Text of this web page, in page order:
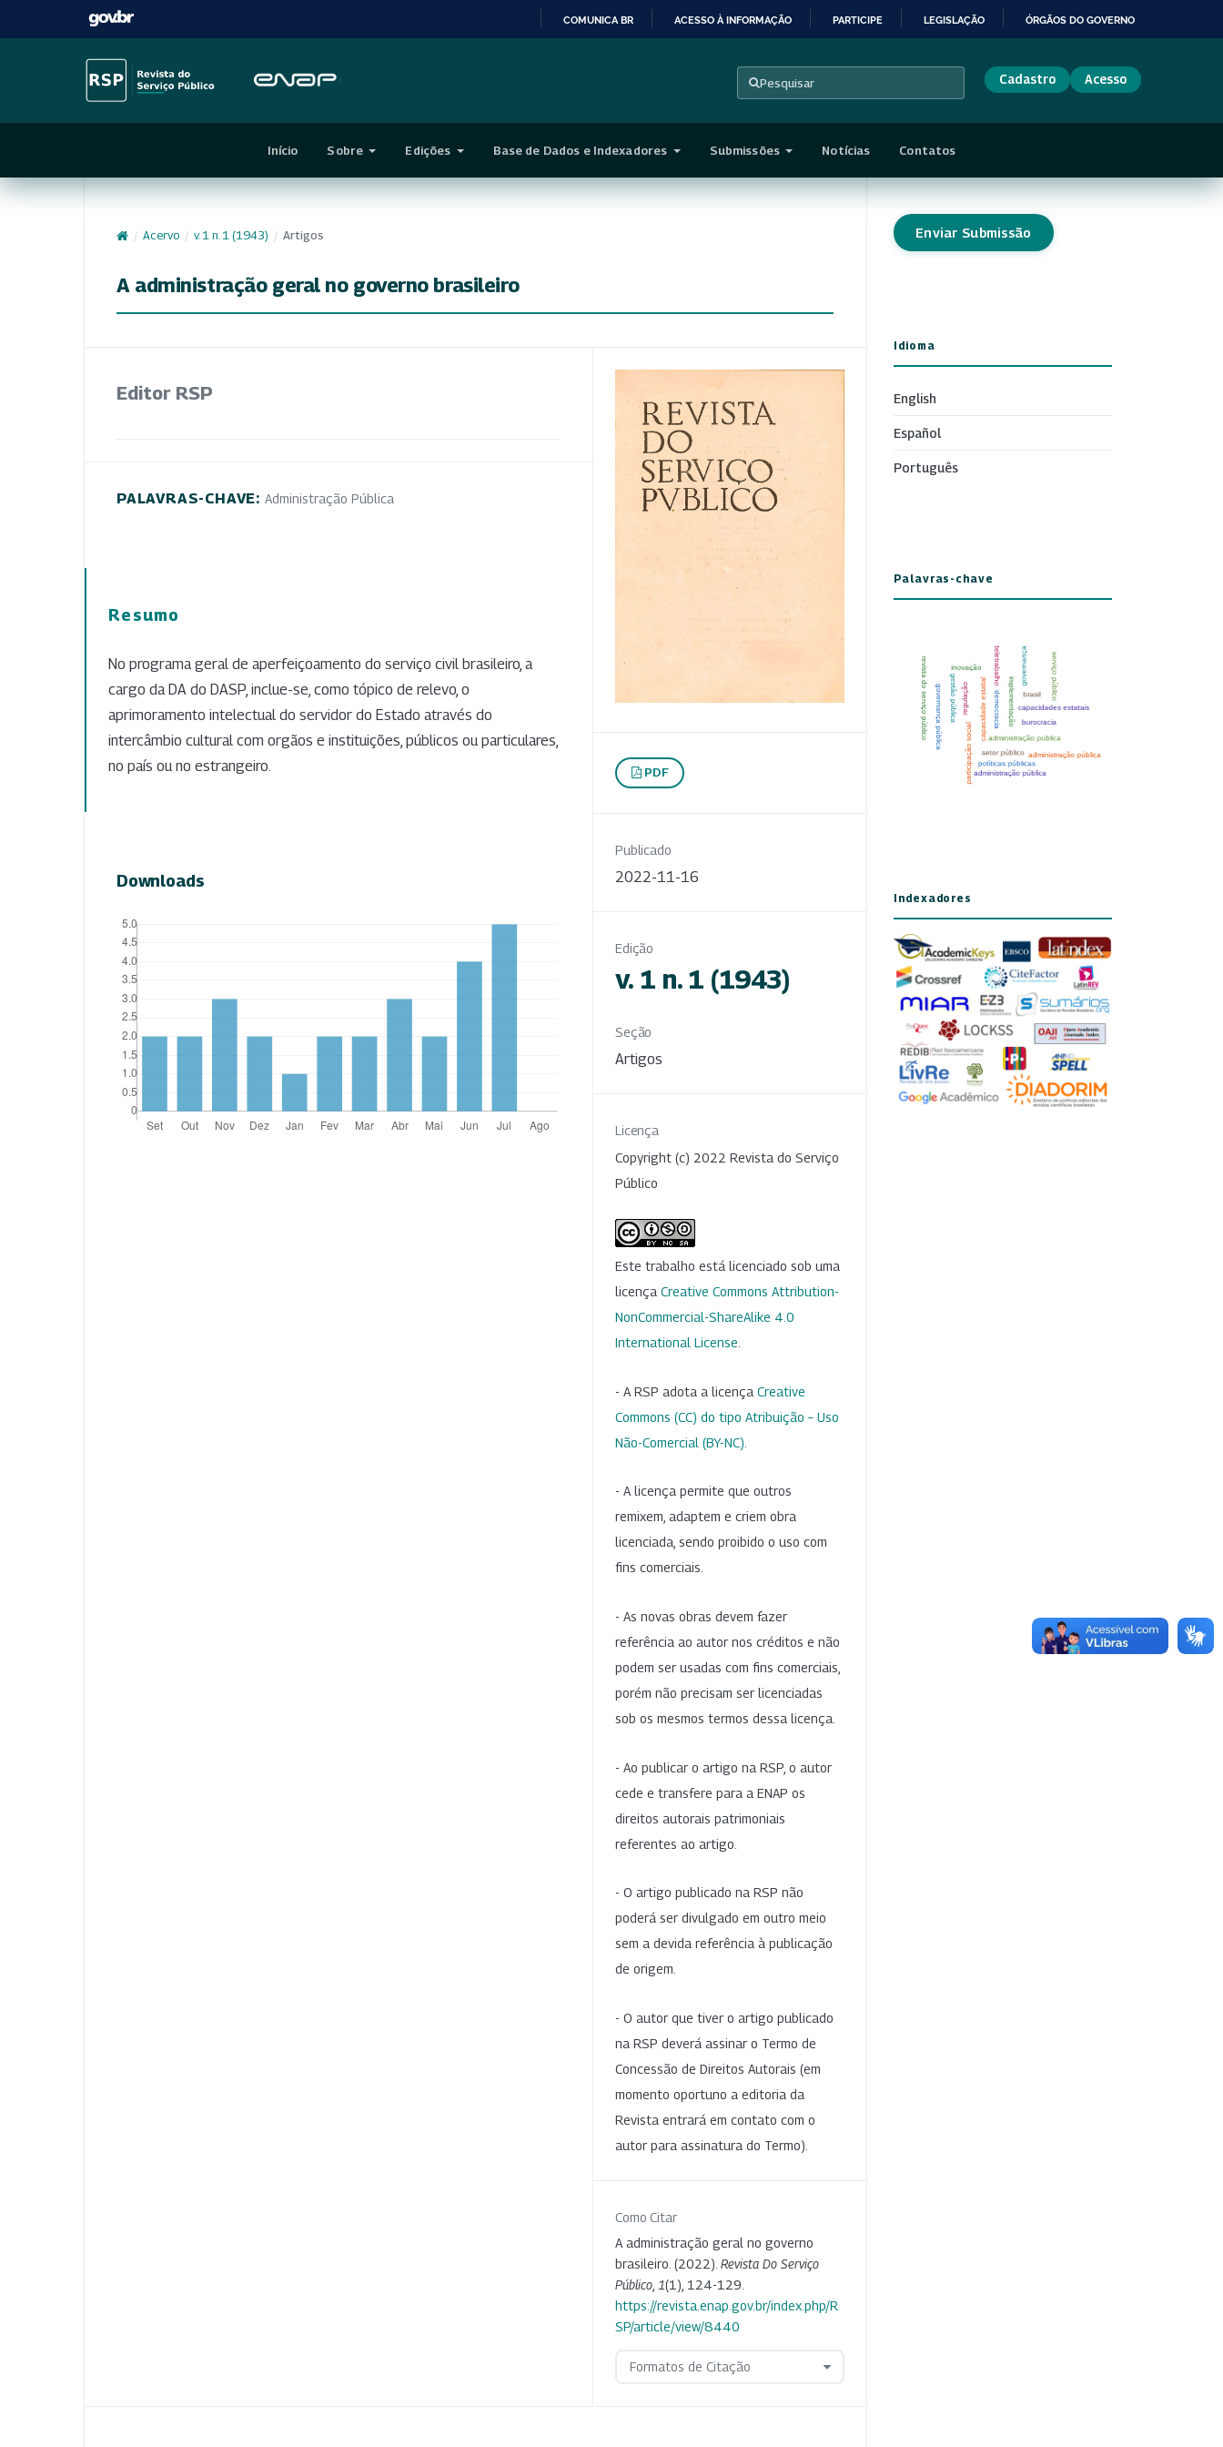
CONTEÚDO
COMUNICA BR ACESSO À INFORMAÇÃO PARTICIPE LEGISLAÇÃO ÓRGÃOS DO GOVERNO
Pesquisar Cadastro Acesso
Início Sobre Edições Base de Dados e Indexadores Submissões Notícias Contatos
/ Acervo / v. 1 n. 1 (1943) / Artigos
A administração geral no governo brasileiro
Editor RSP
PALAVRAS-CHAVE: Administração Pública
Resumo
No programa geral de aperfeiçoamento do serviço civil brasileiro, a
cargo da DA do DASP, inclue-se, como tópico de relevo, o
aprimoramento intelectual do servidor do Estado através do
intercâmbio cultural com orgãos e instituições, públicos ou particulares,
no país ou no estrangeiro.
Downloads
PDF
Publicado
2022-11-16
Edição
v. 1 n. 1 (1943)
Seção
Artigos
Licença
Copyright (c) 2022 Revista do Serviço
Público
Este trabalho está licenciado sob uma
licença Creative Commons Attribution-
NonCommercial-ShareAlike 4.0
International License
- A RSP adota a licença Creative
Commons (CC) do tipo Atribuição – Uso
Não-Comercial (BY-NC)
- A licença permite que outros
remixem, adaptem e criem obra
licenciada, sendo proibido o uso com
fins comerciais.
- As novas obras devem fazer
referência ao autor nos créditos e não
podem ser usadas com fins comerciais,
porém não precisam ser licenciadas
sob os mesmos termos dessa licença.
- Ao publicar o artigo na RSP, o autor
cede e transfere para a ENAP os
direitos autorais patrimoniais
referentes ao artigo.
- O artigo publicado na RSP não
poderá ser divulgado em outro meio
sem a devida referência à publicação
de origem.
- O autor que tiver o artigo publicado
na RSP deverá assinar o Termo de
Concessão de Direitos Autorais (em
momento oportuno a editoria da
Revista entrará em contato com o
autor para assinatura do Termo).
Como Citar
A administração geral no governo
brasileiro. (2022). Revista Do Serviço
Público 1(1), 124-129.
https://revista.enap.gov.br/index.php/R
SP/article/view/8440
Formatos de Citação
Enviar Submissão
Idioma
English
Español
Português
Palavras-chave
Indexadores